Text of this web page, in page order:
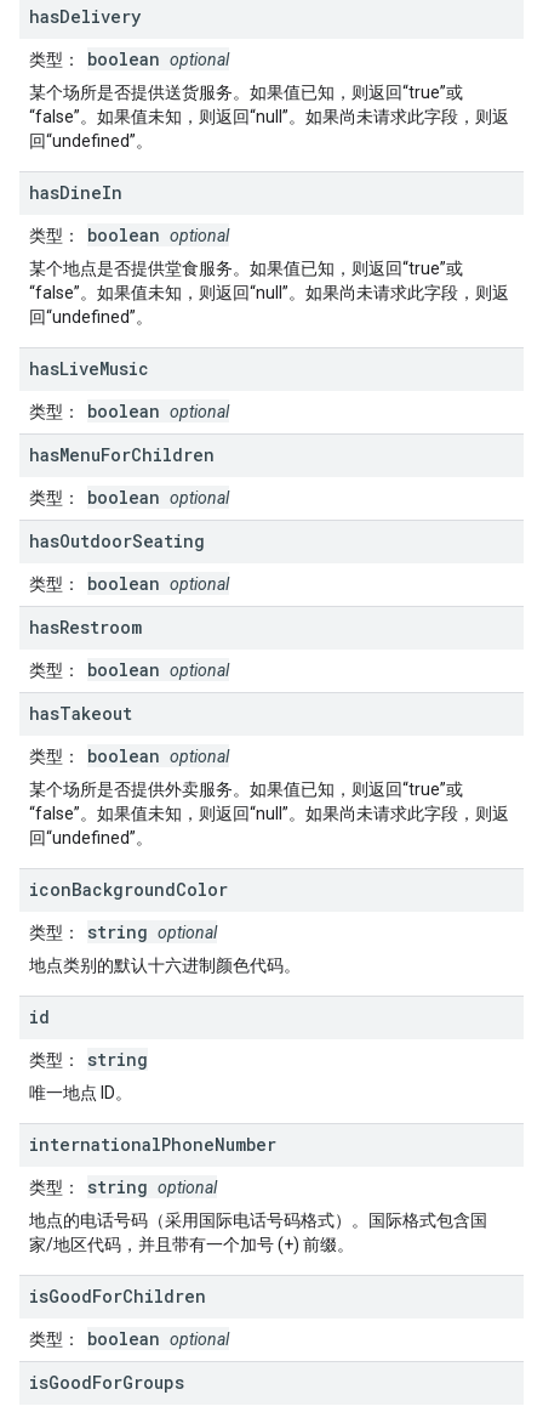
hasDelivery
类型 ： boolean optional
某个场所是否提供送货服务。如果值已知，则返回“true”或
“false”。如果值未知，则返回“null”。如果尚未请求此字段，则返
回“undefined”。
hasDineIn
类型 ： boolean optional
某个地点是否提供堂食服务。如果值已知，则返回“true”或
“false”。如果值未知，则返回“null”。如果尚未请求此字段，则返
回“undefined”。
hasLiveMusic
类型 ： boolean optional
hasMenuForChildren
类型 ： boolean optional
hasOutdoorSeating
类型 ： boolean optional
hasRestroom
类型 ： boolean optional
hasTakeout
类型 ： boolean optional
某个场所是否提供外卖服务。如果值已知，则返回“true”或
“false”。如果值未知，则返回“null”。如果尚未请求此字段，则返
回“undefined”。
iconBackgroundColor
类型 ： string optional
地点类别的默认十六进制颜色代码。
id
类型 ： string
唯一地点 ID。
internationalPhoneNumber
类型 ： string optional
地点的电话号码（采用国际电话号码格式）。国际格式包含国
家/地区代码，并且带有一个加号 (+) 前缀。
isGoodForChildren
类型 ： boolean optional
isGoodForGroups